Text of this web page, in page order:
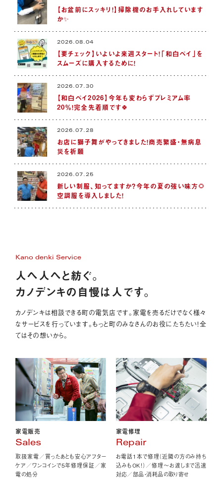
【お盆前にスッキリ！】掃除機のお手入れしています
か✨
2026.08.04
【要チェック】いよいよ来週スタート！「和白ペイ」を
スムーズに購入するために！
2026.07.30
【和白ペイ2026】今年も変わらずプレミアム率
20％！完全先着順です🍀
2026.07.28
お店に獅子舞がやってきました！商売繁盛・無病息
災を祈願
2026.07.25
新しい制服、知ってますか？今年の夏の強い味方🌻
空調服を導入しました！
Kano denki Service
人へ人へと紡ぐ。
カノデンキの自慢は人です。
カノデンキは相談できる町の電気店です。家電を売るだけでなく様々
なサービスを行っています。もっと町のみなさんのお役にたちたい！全
てはその想いから。
家電販売
Sales
取扱家電／買ったあとも安心アフター
ケア／ワンコインで5年修理保証／家
電の処分
家電修理
Repair
お電話1本で修理（近隣の方のみ持ち
込みもOK！）／修理〜お渡しまで迅速
対応／部品・消耗品の取り寄せ